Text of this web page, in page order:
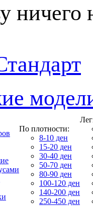
ничего
По плотности:
8-10 ден
15-20 ден
30-40 ден
50-70 ден
80-90 ден
100-120 ден
140-200 ден
250-450 ден